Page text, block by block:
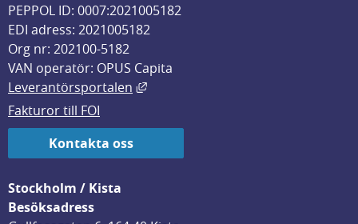
PEPPOL ID: 0007:2021005182
EDI adress: 2021005182
Org nr: 202100-5182
VAN operatör: OPUS Capita
Leverantörsportalen
Länk till annan webbplats, öppnas
Fakturor till FOI
Kontakta oss
Stockholm / Kista
Besöksadress